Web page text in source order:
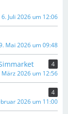
6. Juli 2026 um 12:06
Mai 2026 um 09:48
4
März 2026 um 12:56
4
2026 um 11:00